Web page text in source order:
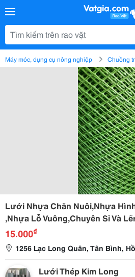
Máy móc, dụng cụ nông nghiệp Chuồng
Lưới Nhựa Chăn Nuôi,Nhựa
,Nhựa Lỗ Vuông,Chuyên Sỉ Và
15.000₫
1256 Lạc Long Quân, Tân Bình,
Lưới Thép Kim Long